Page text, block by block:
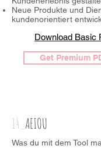
Neue Produkte und
kundenorientiert
Download Basic
Get Premium
14_ AEIOU
Was du mit dem Tool